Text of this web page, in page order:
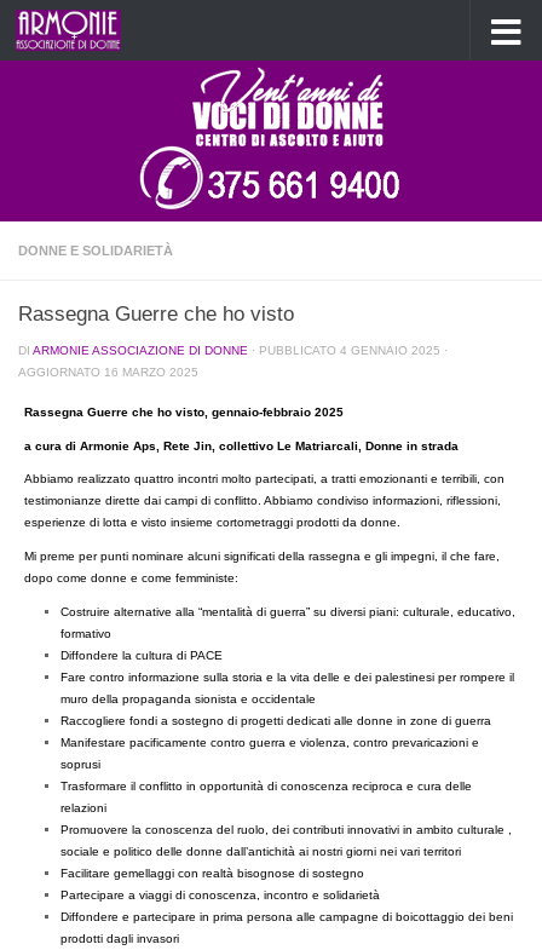
Salta al contenuto
DONNE E SOLIDARIETÀ
Rassegna Guerre che ho visto
DI ARMONIE ASSOCIAZIONE DI DONNE · PUBBLICATO 4 GENNAIO 2025 ·
AGGIORNATO 16 MARZO 2025
Rassegna Guerre che ho visto, gennaio-febbraio 2025
a cura di Armonie Aps, Rete Jin, collettivo Le Matriarcali, Donne in strada
Abbiamo realizzato quattro incontri molto partecipati, a tratti emozionanti e terribili, con
testimonianze dirette dai campi di conflitto. Abbiamo condiviso informazioni, riflessioni,
esperienze di lotta e visto insieme cortometraggi prodotti da donne.
Mi preme per punti nominare alcuni significati della rassegna e gli impegni, il che fare,
dopo come donne e come femministe:
Costruire alternative alla “mentalità di guerra” su diversi piani: culturale, educativo,
formativo
Diffondere la cultura di PACE
Fare contro informazione sulla storia e la vita delle e dei palestinesi per rompere il
muro della propaganda sionista e occidentale
Raccogliere fondi a sostegno di progetti dedicati alle donne in zone di guerra
Manifestare pacificamente contro guerra e violenza, contro prevaricazioni e
soprusi
Trasformare il conflitto in opportunità di conoscenza reciproca e cura delle
relazioni
Promuovere la conoscenza del ruolo, dei contributi innovativi in ambito culturale ,
sociale e politico delle donne dall’antichità ai nostri giorni nei vari territori
Facilitare gemellaggi con realtà bisognose di sostegno
Partecipare a viaggi di conoscenza, incontro e solidarietà
Diffondere e partecipare in prima persona alle campagne di boicottaggio dei beni
prodotti dagli invasori